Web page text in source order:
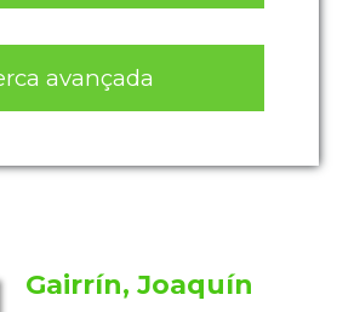
avançada
Gairrín, Joaquín